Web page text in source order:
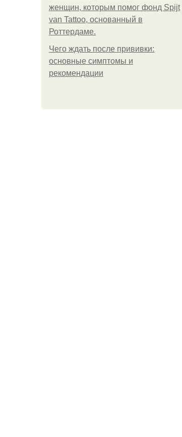
женщин, которым помог фонд Spijt
van Tattoo, основанный в
Роттердаме.
Чего ждать после прививки:
основные симптомы и
рекомендации